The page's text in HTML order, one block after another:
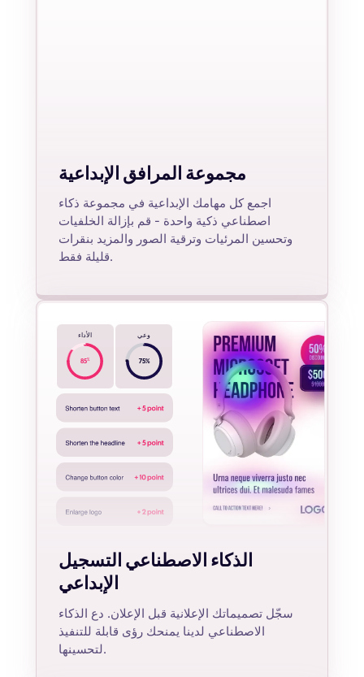
مجموعة المرافق الإبداعية
اجمع كل مهامك الإبداعية في مجموعة ذكاء
اصطناعي ذكية واحدة - قم بإزالة الخلفيات
وتحسين المرئيات وترقية الصور والمزيد بنقرات
قليلة فقط.
الأداء
85%
وعي
75%
الذكاء الاصطناعي التسجيل
الإبداعي
سجّل تصميماتك الإعلانية قبل الإعلان. دع الذكاء
الاصطناعي لدينا يمنحك رؤى قابلة للتنفيذ
لتحسينها.